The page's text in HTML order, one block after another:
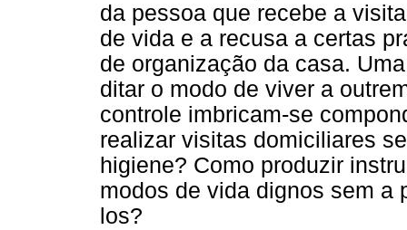
da pessoa que recebe a
de vida e a recusa a certas
de organização da casa.
ditar o modo de viver a
controle imbricam-se
realizar visitas domiciliares
higiene? Como produzir
modos de vida dignos sem a
los?